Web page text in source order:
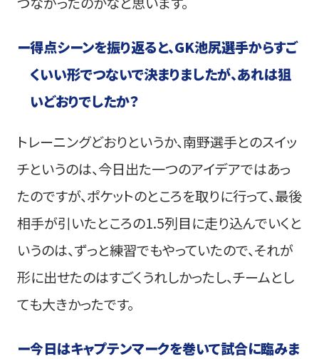
ー得点シーンを振り返ると、GK池尻選手からすご
くいい形でつないで決まりましたが、あれは狙
いどおりでしたか？
トレーニングどおりというか、南野選手とのスイッ
チというのは、今日出た一つのアイデアではあっ
たのですが、ポケットのところを取りに行って、最後
相手が引いたところの1.5列目に走り込んでいくと
いうのは、ずっと練習でもやっていたので、それが
形に出せたのはすごくうれしかったし、チームとし
ても大きかったです。
ー今日はキャプテンマークを巻いて試合に臨みま